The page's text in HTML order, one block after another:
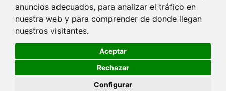
anuncios adecuados, para analizar el tráfico en
nuestra web y para comprender de donde llegan
nuestros visitantes.
Aceptar
Rechazar
Configurar
7,95 € +
-
Añadir a carrito
Acepto la política de privacidad
©2026 Dolls And Dolls. Todos los derechos reservados.